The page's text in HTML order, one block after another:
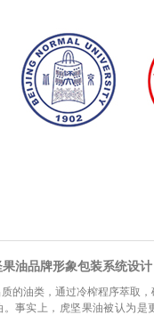
油品牌形象包装系统设计
的油类，通过冷榨程序萃取
事实上，虎坚果油被认为